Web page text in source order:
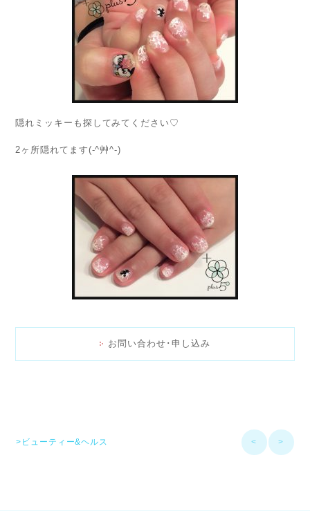
隠れミッキーも探してみてください♡
2ヶ所隠れてます(-^艸^-)
お問い合わせ･申し込み
>ビューティー&ヘルス < >